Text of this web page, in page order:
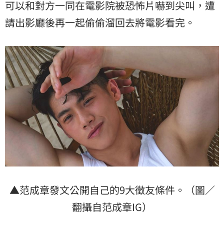
可以和對方一同在電影院被恐怖片嚇到尖叫，遭
請出影廳後再一起偷偷溜回去將電影看完。
▲范成章發文公開自己的9大徵友條件。（圖／
翻攝自范成章IG）